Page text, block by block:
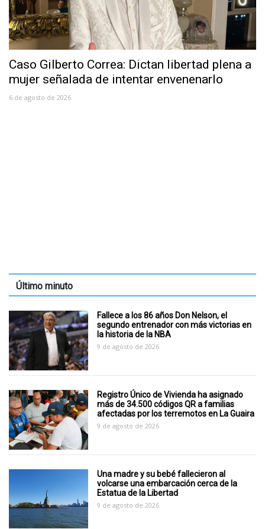
Caso Gilberto Correa: Dictan libertad plena a
mujer señalada de intentar envenenarlo
6 de agosto de 2026
Último minuto
Fallece a los 86 años Don Nelson, el
segundo entrenador con más victorias en
la historia de la NBA
9 de agosto de 2026
Registro Único de Vivienda ha asignado
más de 34.500 códigos QR a familias
afectadas por los terremotos en La Guaira
9 de agosto de 2026
Una madre y su bebé fallecieron al
volcarse una embarcación cerca de la
Estatua de la Libertad
9 de agosto de 2026